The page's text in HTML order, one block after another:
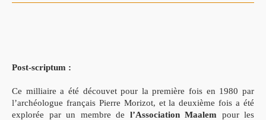
Post-scriptum :
Ce milliaire a été découvet pour la première fois en 1980 par
l’archéologue français Pierre Morizot, et la deuxième fois a été
explorée par un membre de l’Association Maalem pour les